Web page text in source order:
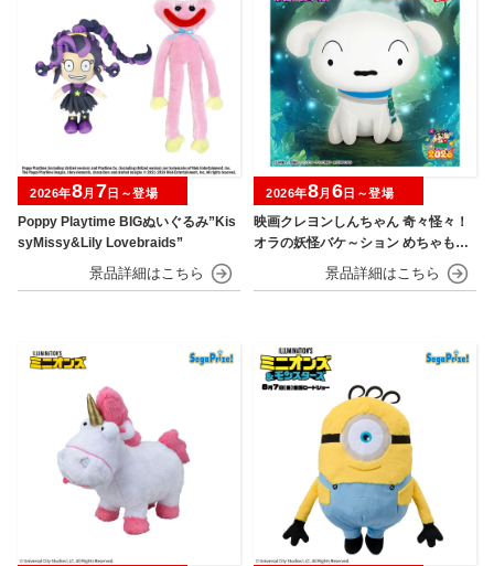
Poppy Playtime BIGぬいぐるみ”Kis
syMissy&Lily Lovebraids”
2026年8月 7日～登場
映画クレヨンしんちゃん 奇々怪々！
オラの妖怪バケ～ション めちゃもふ
ぐっとぬいぐるみ～おすわりポーズ
2026年8月 6日～登場